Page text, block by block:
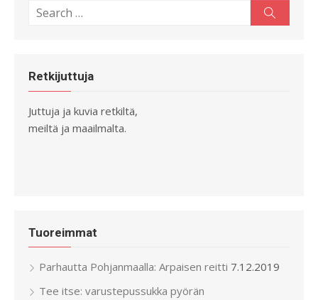
Search
Retkijuttuja
Juttuja ja kuvia retkiltä,
meiltä ja maailmalta.
Tuoreimmat
Parhautta Pohjanmaalla: Arpaisen reitti 7.12.2019
Tee itse: varustepussukka pyörän